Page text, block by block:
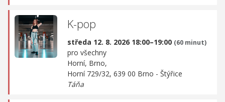
K-pop
středa 12. 8. 2026 18:00–19:00 (60 minut)
pro všechny
Horní, Brno,
Horní 729/32, 639 00 Brno - Štýřice
Táňa